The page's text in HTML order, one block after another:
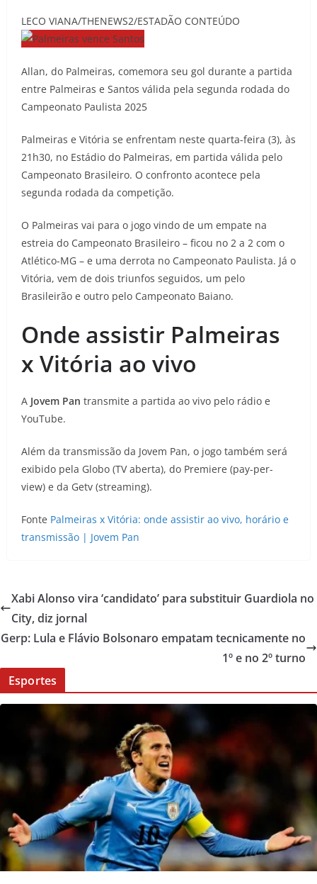
LECO VIANA/THENEWS2/ESTADÃO CONTEÚDO
Allan, do Palmeiras, comemora seu gol durante a partida
entre Palmeiras e Santos válida pela segunda rodada do
Campeonato Paulista 2025
Palmeiras e Vitória se enfrentam neste quarta-feira (3), às
21h30, no Estádio do Palmeiras, em partida válida pelo
Campeonato Brasileiro. O confronto acontece pela
segunda rodada da competição.
O Palmeiras vai para o jogo vindo de um empate na
estreia do Campeonato Brasileiro – ficou no 2 a 2 com o
Atlético-MG – e uma derrota no Campeonato Paulista. Já o
Vitória, vem de dois triunfos seguidos, um pelo
Brasileirão e outro pelo Campeonato Baiano.
Onde assistir Palmeiras
x Vitória ao vivo
A Jovem Pan transmite a partida ao vivo pelo rádio e
YouTube.
Além da transmissão da Jovem Pan, o jogo também será
exibido pela Globo (TV aberta), do Premiere (pay-per-
view) e da Getv (streaming).
Fonte Palmeiras x Vitória: onde assistir ao vivo, horário e
transmissão | Jovem Pan
Xabi Alonso vira ‘candidato’ para substituir Guardiola no
City, diz jornal
Gerp: Lula e Flávio Bolsonaro empatam tecnicamente no
1º e no 2º turno
Esportes